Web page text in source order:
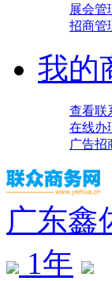
展会管
招商管
我的
查看联
在线办
广告招
广东鑫
1年